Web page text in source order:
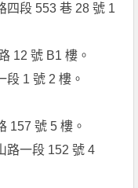
四段 553 巷 28 號 1
12 號 B1 樓。
1 號 2 樓。
157 號 5 樓。
路一段 152 號 4